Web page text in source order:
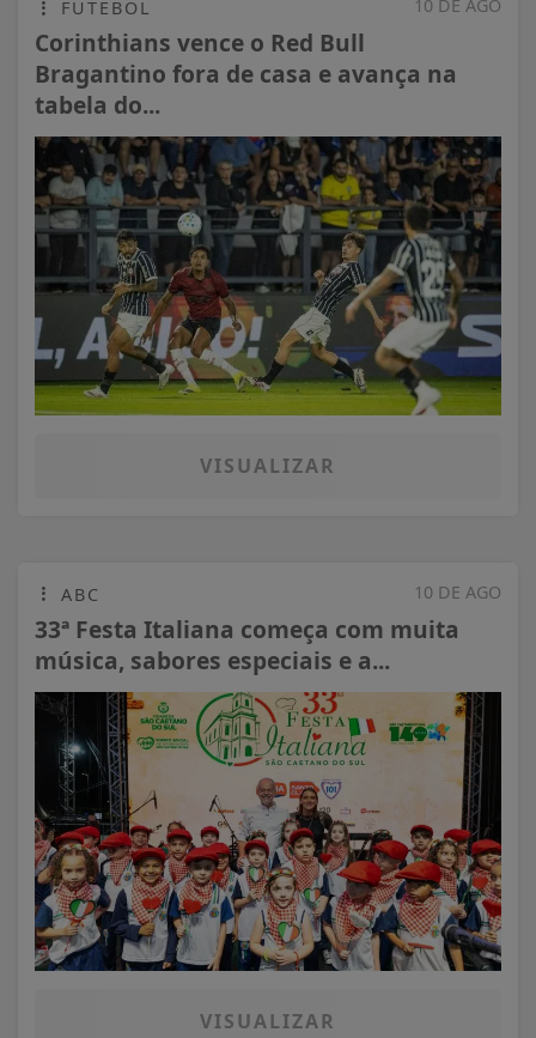
10 DE AGO
FUTEBOL
Corinthians vence o Red Bull
Bragantino fora de casa e avança na
tabela do...
VISUALIZAR
10 DE AGO
ABC
33ª Festa Italiana começa com muita
música, sabores especiais e a...
VISUALIZAR